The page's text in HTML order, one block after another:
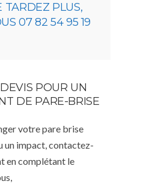
TARDEZ PLUS,
07 82 54 95 19
POUR UN
DE PARE-BRISE
votre pare brise
un impact, contactez-
en complétant le